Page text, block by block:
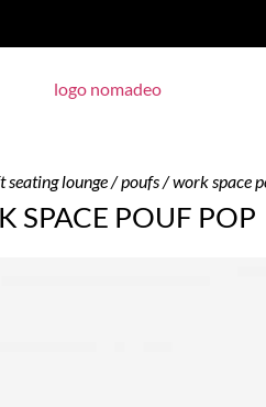
seating lounge/poufs/ work space
SPACE POUF POP